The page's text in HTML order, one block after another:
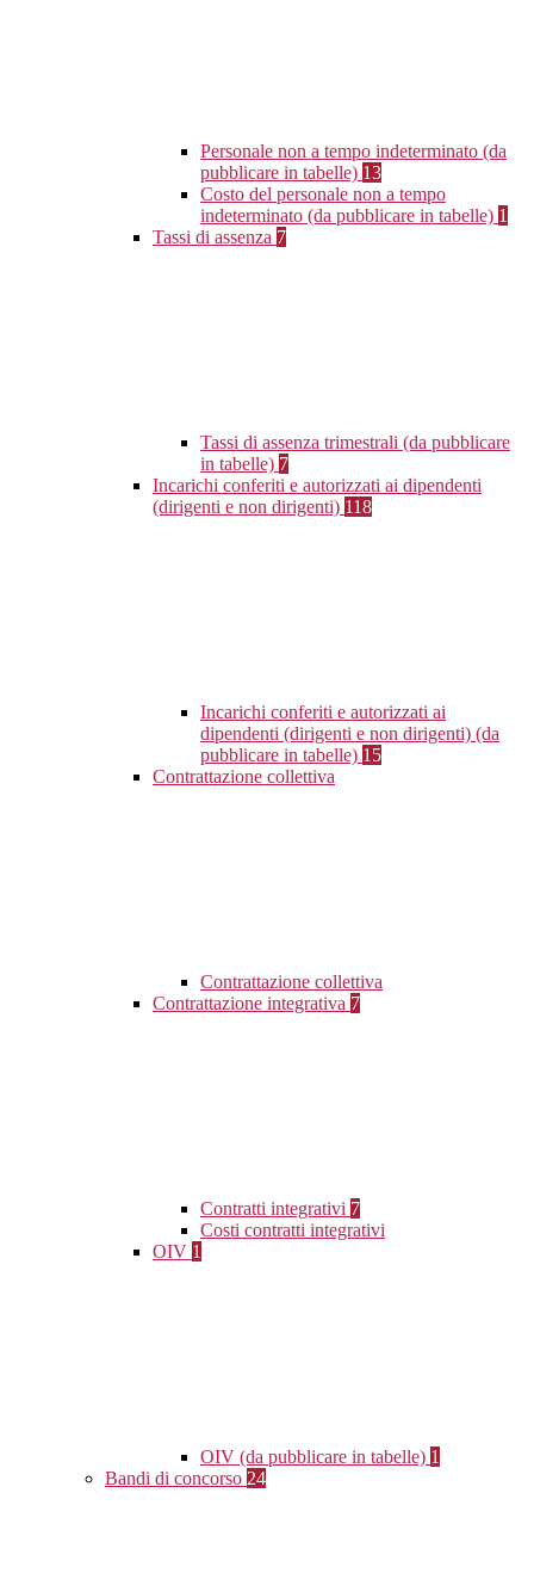
Personale non a tempo indeterminato (da
pubblicare in tabelle) 13
Costo del personale non a tempo
indeterminato (da pubblicare in tabelle) 1
Tassi di assenza 7
Tassi di assenza trimestrali (da pubblicare
in tabelle) 7
Incarichi conferiti e autorizzati ai dipendenti
(dirigenti e non dirigenti) 118
Incarichi conferiti e autorizzati ai
dipendenti (dirigenti e non dirigenti) (da
pubblicare in tabelle) 15
Contrattazione collettiva
Contrattazione collettiva
Contrattazione integrativa 7
Contratti integrativi 7
Costi contratti integrativi
OIV 1
OIV (da pubblicare in tabelle) 1
Bandi di concorso 24